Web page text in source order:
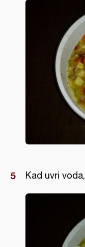
Kad uvri